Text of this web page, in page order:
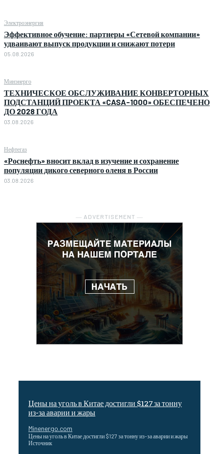
Электроэнергия
Эффективное обучение: партнеры «Сетевой компании»
удваивают выпуск продукции и снижают потери
05.08.2026
Минэнерго
ТЕХНИЧЕСКОЕ ОБСЛУЖИВАНИЕ КОНВЕРТОРНЫХ
ПОДСТАНЦИЙ ПРОЕКТА «CASA-1000» ОБЕСПЕЧЕНО
ДО 2028 ГОДА
03.08.2026
Нефтегаз
«Роснефть» вносит вклад в изучение и сохранение
популяции дикого северного оленя в России
03.08.2026
― ADVERTISEMENT ―
Цены на уголь в Китае достигли $127 за тонну
из-за аварии и жары
Minenergo.com
Цены на уголь в Китае достигли $127 за тонну из-за аварии и жары
Источник